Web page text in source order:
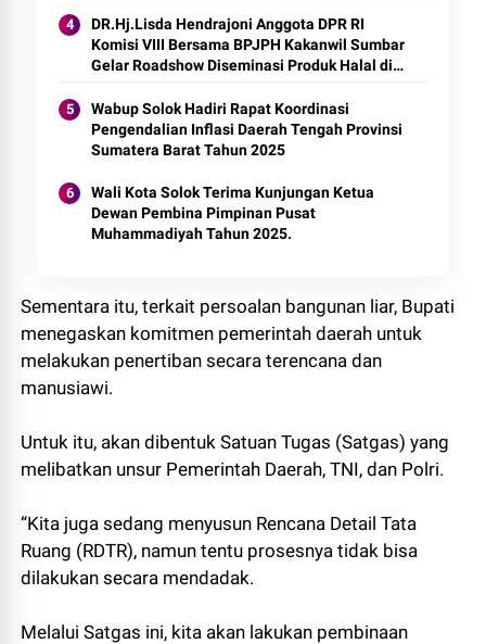
DR.Hj.Lisda Hendrajoni Anggota DPR RI
Komisi VIII Bersama BPJPH Kakanwil Sumbar
Gelar Roadshow Diseminasi Produk Halal di
Wabup Solok Hadiri Rapat Koordinasi
Pengendalian Inflasi Daerah Tengah Provinsi
Sumatera Barat Tahun 2025
Wali Kota Solok Terima Kunjungan Ketua
Dewan Pembina Pimpinan Pusat
Muhammadiyah Tahun 2025.
Sementara itu, terkait persoalan bangunan liar, Bupati
menegaskan komitmen pemerintah daerah untuk
melakukan penertiban secara terencana dan
manusiawi.
Untuk itu, akan dibentuk Satuan Tugas (Satgas) yang
melibatkan unsur Pemerintah Daerah, TNI, dan Polri.
“Kita juga sedang menyusun Rencana Detail Tata
Ruang (RDTR), namun tentu prosesnya tidak bisa
dilakukan secara mendadak.
Melalui Satgas ini, kita akan lakukan pembinaan